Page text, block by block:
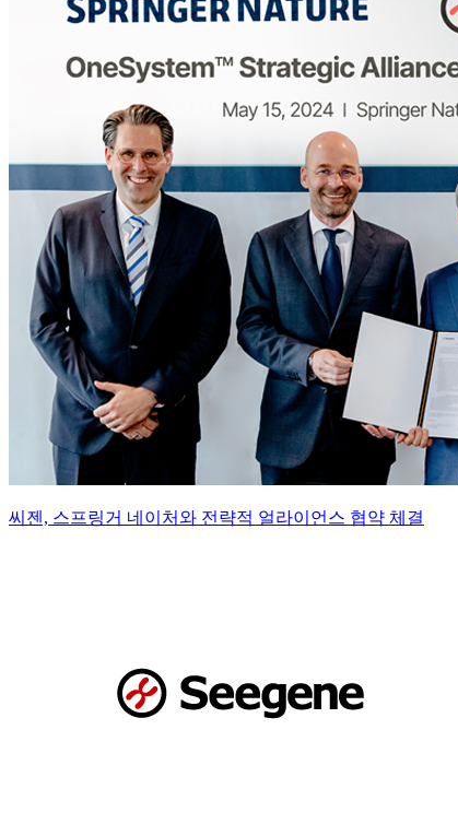
씨젠, 스프링거 네이처와 전략적 얼라이언스 협약 체결